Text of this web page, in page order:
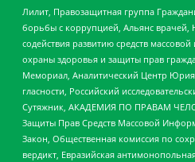
Лилит, Правозащитная группа
борьбы с коррупцией, Альянс
содействия развитию средств
охраны здоровья и защиты прав
Мемориал, Аналитический Центр
гласности, Российский
Сутяжник, АКАДЕМИЯ ПО ПРАВАМ
Защиты Прав Средств Массовой
Закон, Общественная комиссия по
вердикт, Евразийская